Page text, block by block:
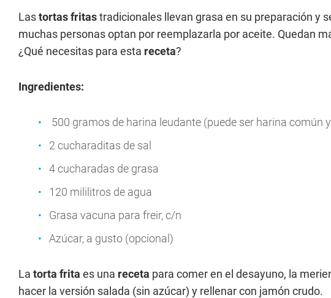
Lastortas fritastradicionales llevan grasa en su preparación y
muchas personas optan por reemplazarla por aceite. Quedan
¿Qué necesitas para esta receta?
Ingredientes:
500 gramos de harina leudante (puede ser harina común
2 cucharaditas de sal
4 cucharadas de grasa
120 mililitros de agua
Grasa vacuna para freir, c/n
Azúcar, a gusto (opcional)
La torta frita es una receta para comer en el desayuno, la
hacer la versión salada (sin azúcar) y rellenar con jamón crudo.